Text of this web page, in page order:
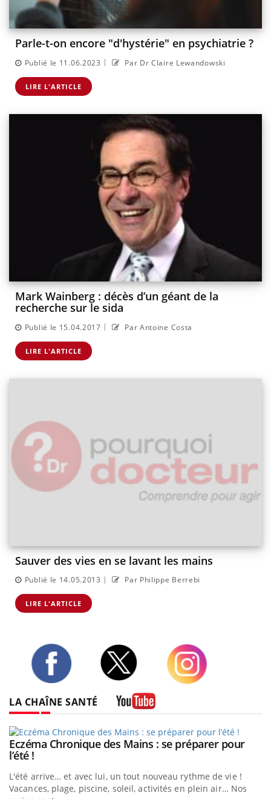
Parle-t-on encore "d'hystérie" en psychiatrie ?
Publié le 11.06.2023 | Par Dr Claire Lewandowski
LIRE L'ARTICLE
Mark Wainberg : décès d’un géant de la
recherche sur le sida
Publié le 15.04.2017 | Par Antoine Costa
LIRE L'ARTICLE
Sauver des vies en se lavant les mains
Publié le 14.05.2013 | Par Philippe Berrebi
LIRE L'ARTICLE
LA CHAÎNE SANTÉ
Youtube
Eczéma Chronique des Mains : se préparer pour
l’été !Youtube
L'été arrive… et avec lui, un tout nouveau rythme de vie !
Vacances, plage, piscine, soleil, activités en plein air… Nos